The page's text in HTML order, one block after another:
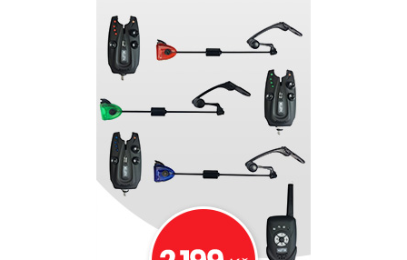
odolná, dobře přilnavá k podkladu a zamezuje